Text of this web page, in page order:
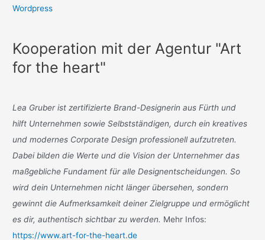
Wordpress
Kooperation mit der Agentur "Art
for the heart"
Lea Gruber ist zertifizierte Brand-Designerin aus Fürth und
hilft Unternehmen sowie Selbstständigen, durch ein kreatives
und modernes Corporate Design professionell aufzutreten.
Dabei bilden die Werte und die Vision der Unternehmer das
maßgebliche Fundament für alle Designentscheidungen. So
wird dein Unternehmen nicht länger übersehen, sondern
gewinnt die Aufmerksamkeit deiner Zielgruppe und ermöglicht
es dir, authentisch sichtbar zu werden. Mehr Infos:
https://www.art-for-the-heart.de